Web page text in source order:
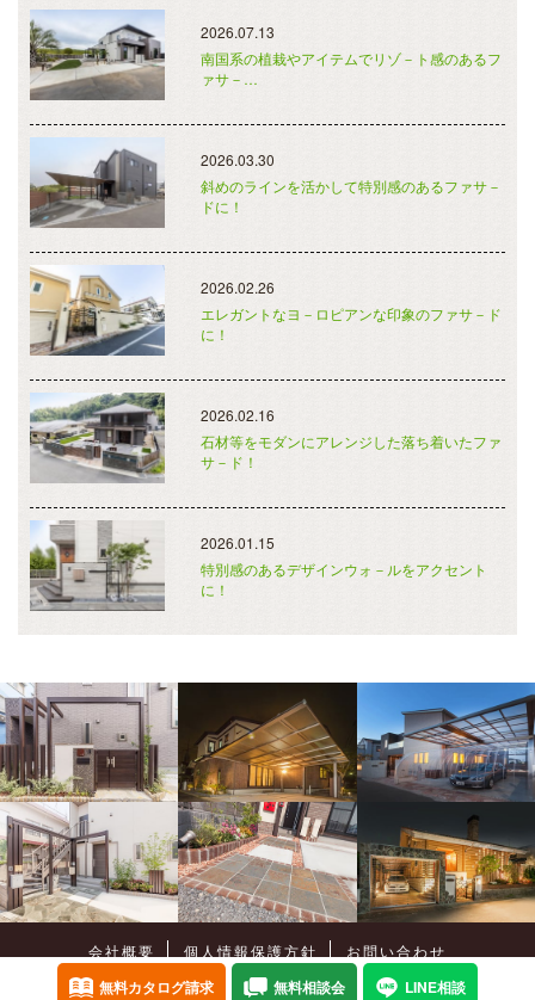
2026.07.13
南国系の植栽やアイテムでリゾ－ト感のあるフ
ァサ－…
2026.03.30
斜めのラインを活かして特別感のあるファサ－
ドに！
2026.02.26
エレガントなヨ－ロピアンな印象のファサ－ド
に！
2026.02.16
石材等をモダンにアレンジした落ち着いたファ
サ－ド！
2026.01.15
特別感のあるデザインウォ－ルをアクセント
に！
会社概要 個人情報保護方針
お問い合わせ
Copyright©癒樹工房All Rights Reserved.
無料カタログ請求 無料相談会 LINE相談